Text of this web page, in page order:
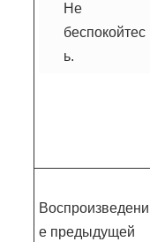
Не
беспокойтес
ь.
Воспроизведени
е предыдущей